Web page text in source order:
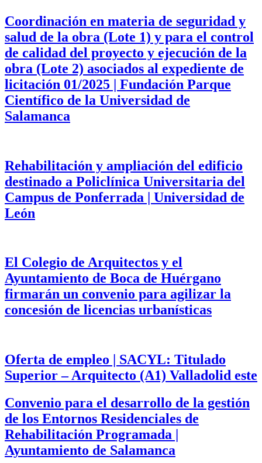
Coordinación en materia de seguridad y
salud de la obra (Lote 1) y para el control
de calidad del proyecto y ejecución de la
obra (Lote 2) asociados al expediente de
licitación 01/2025 | Fundación Parque
Científico de la Universidad de
Salamanca
Rehabilitación y ampliación del edificio
destinado a Policlínica Universitaria del
Campus de Ponferrada | Universidad de
León
El Colegio de Arquitectos y el
Ayuntamiento de Boca de Huérgano
firmarán un convenio para agilizar la
concesión de licencias urbanísticas
Oferta de empleo | SACYL: Titulado
Superior – Arquitecto (A1) Valladolid este
Convenio para el desarrollo de la gestión
de los Entornos Residenciales de
Rehabilitación Programada |
Ayuntamiento de Salamanca